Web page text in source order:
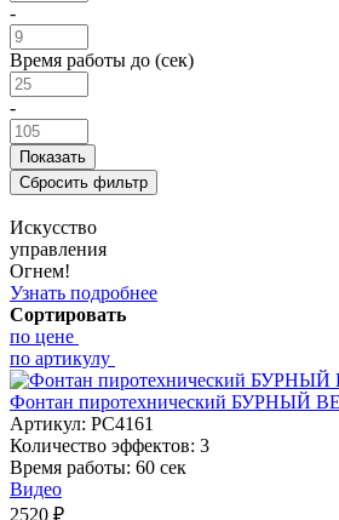
-
Время работы до (сек)
-
Искусство
управления
Огнем!
Узнать подробнее
Сортировать
по цене
по артикулу
Фонтан пиротехнический БУРНЫЙ
Артикул: РС4161
Количество эффектов: 3
Время работы: 60 сек
Видео
2520 ₽